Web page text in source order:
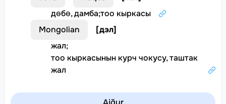
дөбө, дамба;тоо кыркасы
Mongolian
[дэл]
жал;
тоо кыркасынын курч чокусу, таштак
жал